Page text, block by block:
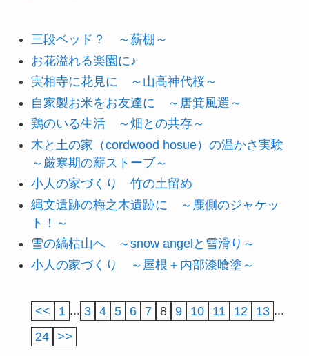
三段ベッド？ ～薪棚～
お花溢れる楽園に♪
実相寺に花見に ～山高神代桜～
自家製お米をお友達に ～唐箕風選～
鶏のいる生活 ～畑との共存～
木と土の家（cordwood hosue）の温かさ実験
～厳寒期の薪ストーブ～
小人の家づくり 竹の土留め
縄文遺跡の梅之木遺跡に ～鹿側のジャケッ
ト！～
雪の縞枯山へ ～snow angelと雪滑り～
小人の家づくり ～屋根＋内部漆喰塗～
<< 1 ... 3 4 5 6 7 8 9 10 11 12 13 ...
24
>>